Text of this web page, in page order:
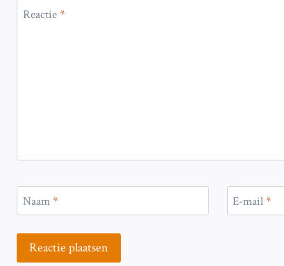
Reactie*
Naam* E-mail*